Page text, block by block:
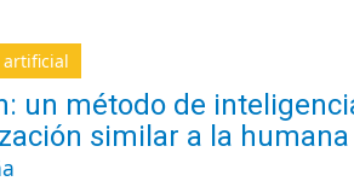
un método de
similar a la humana